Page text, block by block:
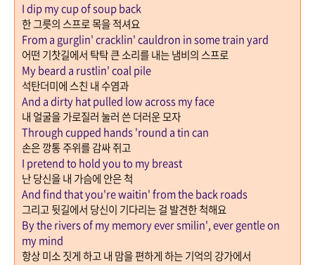
I dip my cup of soup back
한 그릇의 스프로 목을 적셔요
From a gurglin' cracklin' cauldron in some train yard
어떤 기찻길에서 탁탁 큰 소리를 내는 냄비의 스프로
My beard a rustlin' coal pile
석탄더미에 스친 내 수염과
And a dirty hat pulled low across my face
내 얼굴을 가로질러 눌러 쓴 더러운 모자
Through cupped hands 'round a tin can
손은 깡통 주위를 감싸 쥐고
I pretend to hold you to my breast
난 당신을 내 가슴에 안은 척
And find that you're waitin' from the back roads
그리고 뒷길에서 당신이 기다리는 걸 발견한 척해요
By the rivers of my memory ever smilin', ever gentle on
my mind
항상 미소 짓게 하고 내 맘을 편하게 하는 기억의 강가에서